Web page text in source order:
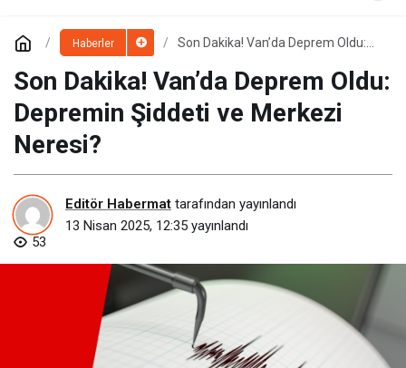
Haberler
Son Dakika! Van’da Deprem Oldu:
Neresi?
Son Dakika! Van’da Deprem Oldu:
Depremin Şiddeti ve Merkezi
Neresi?
Editör Habermat tarafından yayınlandı
13 Nisan 2025, 12:35 yayınlandı
53